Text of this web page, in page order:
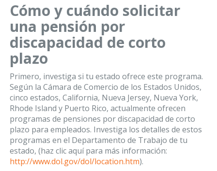
Cómo y cuándo solicitar
una pensión por
discapacidad de corto
plazo
Primero, investiga si tu estado ofrece este programa.
Según la Cámara de Comercio de los Estados Unidos,
cinco estados, California, Nueva Jersey, Nueva York,
Rhode Island y Puerto Rico, actualmente ofrecen
programas de pensiones por discapacidad de corto
plazo para empleados. Investiga los detalles de estos
programas en el Departamento de Trabajo de tu
estado, (haz clic aquí para más información:
http://www.dol.gov/dol/location.htm).